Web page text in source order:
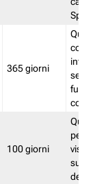
Split
365 giorni
100 giorni
su